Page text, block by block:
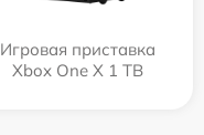
Игровая приставка
Xbox One X 1 TB